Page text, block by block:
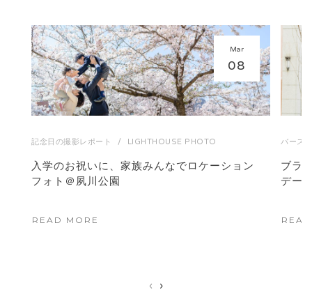
Mar
08
記念日の撮影レポート / LIGHTHOUSE PHOTO
入学のお祝いに、家族みんなでロケーション
フォト＠夙川公園
READ MORE
バース
ブラ
デー
‹ ›